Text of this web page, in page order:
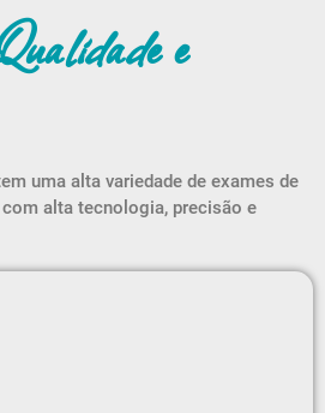
e
uma alta variedade de exames de
alta tecnologia, precisão e